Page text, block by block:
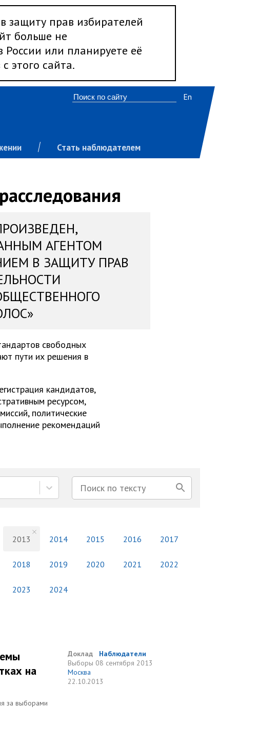
защиту прав избирателей
больше не
России или планируете её
этого сайта.
Стать наблюдателем
En
АГЕНТОМ
В ЗАЩИТУ ПРАВ
свободных
пути их решения в
кандидатов,
ресурсом,
политические
рекомендаций
2013 2014 2015 2016 2017
2018 2019 2020 2021 2022
2023 2024
на
за выборами
Доклад
Наблюдатели
Выборы 08 сентября 2013
Москва
22.10.2013